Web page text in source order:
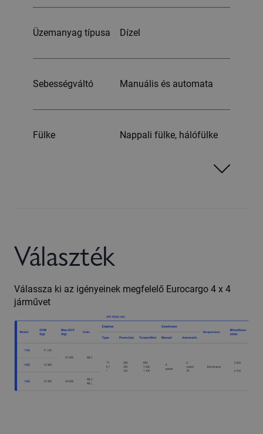
Üzemanyag típusa Dízel
Sebességváltó Manuális és automata
Fülke Nappali fülke, hálófülke
Választék
Válassza ki az igényeinek megfelelő Eurocargo 4 x 4
járművet